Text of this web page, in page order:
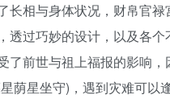
长相与身体状况，财帛官
透过巧妙的设计，以及各
了前世与祖上福报的影响
荫星坐守)，遇到灾难可以